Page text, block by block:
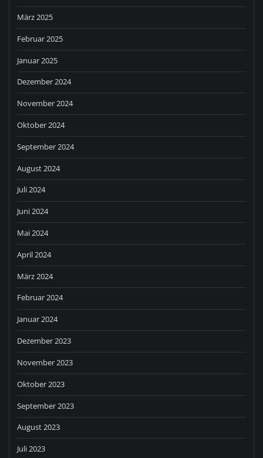
März 2025
Februar 2025
Januar 2025
Dezember 2024
November 2024
Oktober 2024
September 2024
August 2024
Juli 2024
Juni 2024
Mai 2024
April 2024
März 2024
Februar 2024
Januar 2024
Dezember 2023
November 2023
Oktober 2023
September 2023
August 2023
Juli 2023